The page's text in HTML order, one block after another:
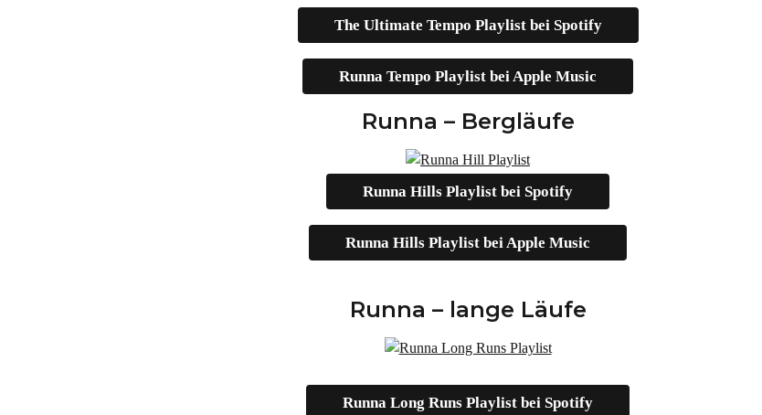
The Ultimate Tempo Playlist bei Spotify
Runna Tempo Playlist bei Apple Music
Runna – Bergläufe
Runna Hills Playlist bei Spotify
Runna Hills Playlist bei Apple Music
Runna – lange Läufe
Runna Long Runs Playlist bei Spotify